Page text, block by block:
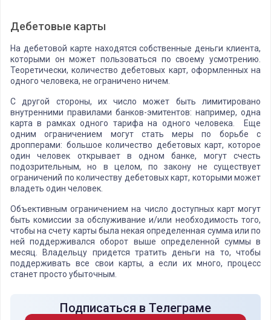
Дебетовые карты
На дебетовой карте находятся собственные деньги клиента,
которыми он может пользоваться по своему усмотрению.
Теоретически, количество дебетовых карт, оформленных на
одного человека, не ограничено ничем.
С другой стороны, их число может быть лимитировано
внутренними правилами банков-эмитентов: например, одна
карта в рамках одного тарифа на одного человека. Еще
одним ограничением могут стать меры по борьбе с
дропперами: большое количество дебетовых карт, которое
один человек открывает в одном банке, могут счесть
подозрительным, но в целом, по закону не существует
ограничений по количеству дебетовых карт, которыми может
владеть один человек.
Объективным ограничением на число доступных карт могут
быть комиссии за обслуживание и/или необходимость того,
чтобы на счету карты была некая определенная сумма или по
ней поддерживался оборот выше определенной суммы в
месяц. Владельцу придется тратить деньги на то, чтобы
поддерживать все свои карты, а если их много, процесс
станет просто убыточным.
Подписаться в Телеграме